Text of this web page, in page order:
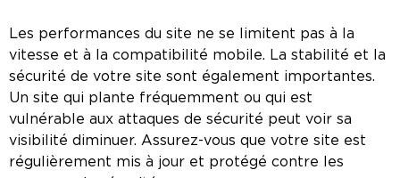
Les performances du site ne se limitent pas à la
vitesse et à la compatibilité mobile. La stabilité et la
sécurité de votre site sont également importantes.
Un site qui plante fréquemment ou qui est
vulnérable aux attaques de sécurité peut voir sa
visibilité diminuer. Assurez-vous que votre site est
régulièrement mis à jour et protégé contre les